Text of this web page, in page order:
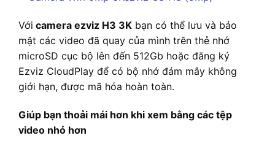
Với camera ezviz H3 3K bạn có thể lưu và bảo
mật các video đã quay của mình trên thẻ nhớ
microSD cục bộ lên đến 512Gb hoặc đăng ký
Ezviz CloudPlay để có bộ nhớ đám mây không
giới hạn, được mã hóa hoàn toàn.
Giúp bạn thoải mái hơn khi xem bằng các tệp
video nhỏ hơn